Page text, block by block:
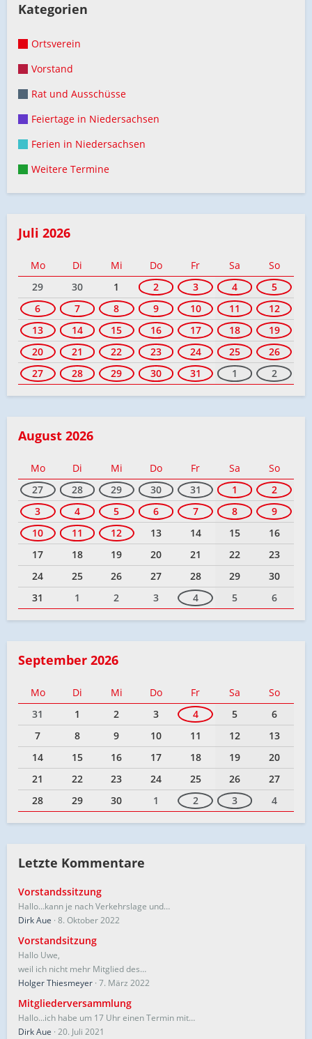
Kategorien
Ortsverein
Vorstand
Rat und Ausschüsse
Feiertage in Niedersachsen
Ferien in Niedersachsen
Weitere Termine
Juli 2026
Mo Di Mi Do Fr Sa
So
29
30 1 2 3 4
5
6
7 8 9 10 11
12
13
14 15 16 17 18
19
20
21 22 23 24 25
26
27
28 29 30 31 1 2
August 2026
Mo Di Mi Do Fr Sa
So
27
28 29 30 31 1
2
3
4 5 6 7 8
9
10
11 12 13 14 15
16
17
18 19 20 21 22
23
24
25 26 27 28 29
30
31
1 2 3 4 5 6
September 2026
Mo Di Mi Do Fr Sa
So
31
1 2 3 4 5
6
7
8 9 10 11 12
13
14
15 16 17 18 19
20
21
22 23 24 25 26
27
28
29 30 1 2 3 4
Letzte Kommentare
Vorstandssitzung
Hallo…kann je nach Verkehrslage und…
Dirk Aue 8. Oktober 2022
Vorstandsitzung
Hallo Uwe,
weil ich nicht mehr Mitglied des…
Holger Thiesmeyer 7. März 2022
Mitgliederversammlung
Hallo...ich habe um 17 Uhr einen Termin mit…
Dirk Aue 20. Juli 2021